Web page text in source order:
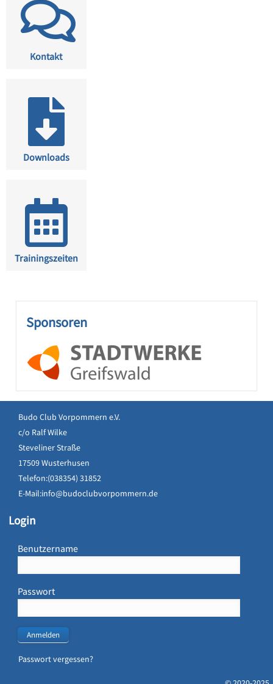
Kontakt
Downloads
Trainingszeiten
Sponsoren
Budo Club Vorpommern e.V.
c/o Ralf Wilke
Steveliner Straße
17509 Wusterhusen
Telefon:(038354) 31852
E-Mail:info@budoclubvorpommern.de
Login
Benutzername
Passwort
Anmelden
Passwort vergessen?